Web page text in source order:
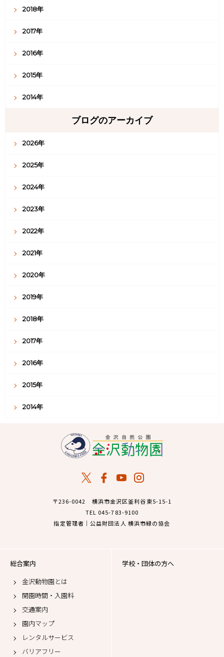
2018年
2017年
2016年
2015年
2014年
ブログのアーカイブ
2026年
2025年
2024年
2023年
2022年
2021年
2020年
2019年
2018年
2017年
2016年
2015年
2014年
〒236-0042 横浜市金沢区釜利谷東5-15-1
TEL 045-783-9100
指定管理者｜公益財団法人 横浜市緑の協会
総合案内
金沢動物園とは
開園時間・入園料
交通案内
園内マップ
レンタルサービス
バリアフリー
学校・団体の方へ